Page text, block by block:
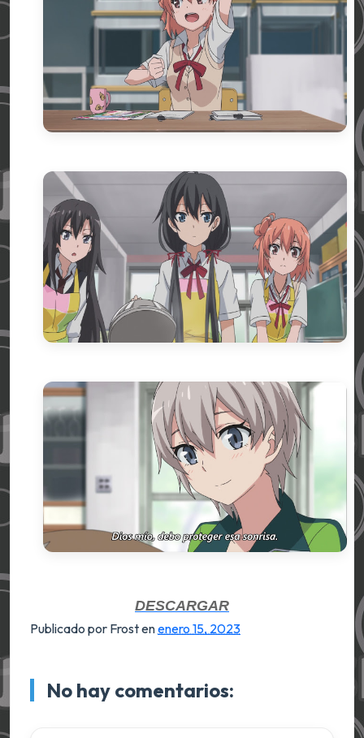
DESCARGAR
Publicado por Frostenenero 15, 2023
No hay comentarios: